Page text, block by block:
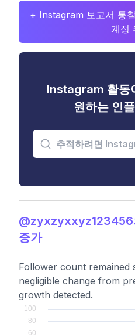
+ Instagram 보고서 통
계정
Instagram 활동
원하는 인
@zyxzyxxyz123456
증가
Follower count remained
negligible change from
growth detected.